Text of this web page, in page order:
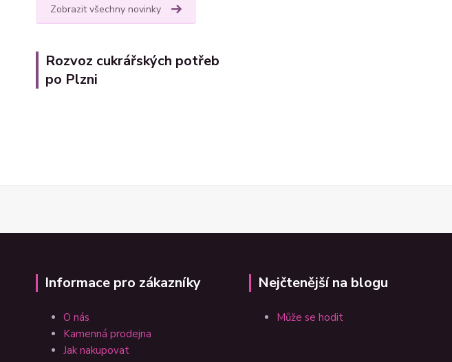
Zobrazit všechny novinky
Rozvoz cukrářských potřeb
po Plzni
Informace pro zákazníky
O nás
Kamenná prodejna
Jak nakupovat
Nejčtenější na blogu
Může se hodit